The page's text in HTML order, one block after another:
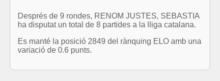
Després de 9 rondes, RENOM JUSTES, SEBASTIA
ha disputat un total de 8 partides a la lliga catalana.
Es manté la posició 2849 del rànquing ELO amb una
variació de 0.6 punts.